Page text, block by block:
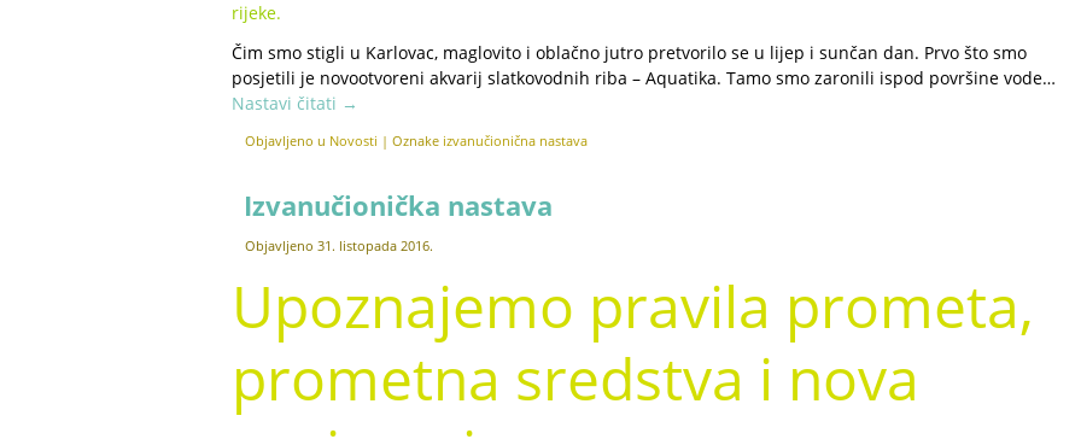
rijeke.
Čim smo stigli u Karlovac, maglovito i oblačno jutro pretvorilo se u lijep i sunčan dan. Prvo što smo
posjetili je novootvoreni akvarij slatkovodnih riba – Aquatika. Tamo smo zaronili ispod površine vode…
Nastavi čitati →
Objavljeno u Novosti | Oznake izvanučionična nastava
Izvanučionička nastava
Objavljeno 31. listopada 2016.
Upoznajemo pravila prometa,
prometna sredstva i nova